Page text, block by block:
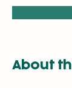
About